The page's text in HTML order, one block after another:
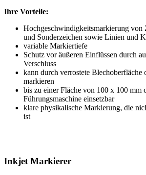
Ihre Vorteile:
Hochgeschwindigkeitsmarkierung von
und Sonderzeichen sowie Linien und
variable Markiertiefe
Schutz vor äußeren Einflüssen durch
Verschluss
kann durch verrostete Blechoberfläche
markieren
bis zu einer Fläche von 100 x 100 mm
Führungsmaschine einsetzbar
klare physikalische Markierung, die
ist
Inkjet Markierer